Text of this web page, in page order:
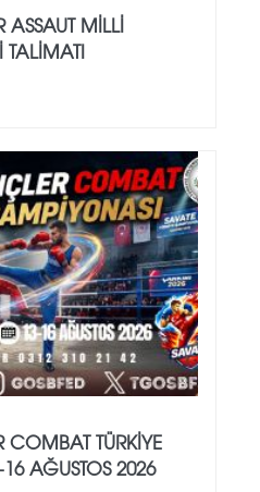
ASSAUT MİLLİ
TALİMATI
COMBAT TÜRKİYE
AĞUSTOS 2026